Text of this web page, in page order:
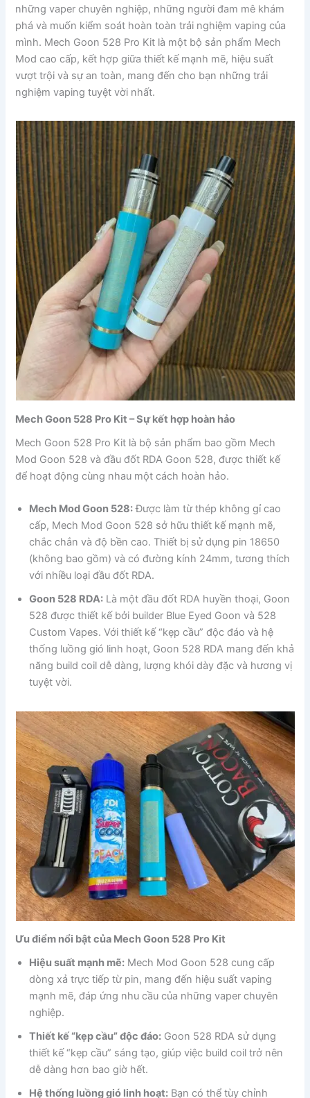
những vaper chuyên nghiệp, những người đam mê khám
phá và muốn kiểm soát hoàn toàn trải nghiệm vaping của
mình. Mech Goon 528 Pro Kit là một bộ sản phẩm Mech
Mod cao cấp, kết hợp giữa thiết kế mạnh mẽ, hiệu suất
vượt trội và sự an toàn, mang đến cho bạn những trải
nghiệm vaping tuyệt vời nhất.
Mech Goon 528 Pro Kit – Sự kết hợp hoàn hảo
Mech Goon 528 Pro Kit là bộ sản phẩm bao gồm Mech
Mod Goon 528 và đầu đốt RDA Goon 528, được thiết kế
để hoạt động cùng nhau một cách hoàn hảo.
Mech Mod Goon 528:Được làm từ thép không gỉ cao
cấp, Mech Mod Goon 528 sở hữu thiết kế mạnh mẽ,
chắc chắn và độ bền cao. Thiết bị sử dụng pin 18650
(không bao gồm) và có đường kính 24mm, tương thích
với nhiều loại đầu đốt RDA.
Goon 528 RDA: Là một đầu đốt RDA huyền thoại, Goon
528 được thiết kế bởi builder Blue Eyed Goon và 528
Custom Vapes. Với thiết kế “kẹp cầu” độc đáo và hệ
thống luồng gió linh hoạt, Goon 528 RDA mang đến khả
năng build coil dễ dàng, lượng khói dày đặc và hương vị
tuyệt vời.
Ưu điểm nổi bật của Mech Goon 528 Pro Kit
Hiệu suất mạnh mẽ: Mech Mod Goon 528 cung cấp
dòng xả trực tiếp từ pin, mang đến hiệu suất vaping
mạnh mẽ, đáp ứng nhu cầu của những vaper chuyên
nghiệp.
Thiết kế “kẹp cầu” độc đáo: Goon 528 RDA sử dụng
thiết kế “kẹp cầu” sáng tạo, giúp việc build coil trở nên
dễ dàng hơn bao giờ hết.
Hệ thống luồng gió linh hoạt: Bạn có thể tùy chỉnh